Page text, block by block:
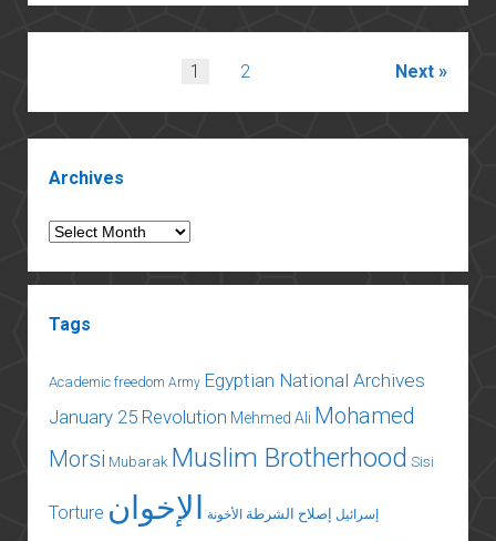
الثقافة
1 2 Next
Archives
Archives
Tags
Academic freedom Army Egyptian National Archives
January 25 Revolution Mehmed Ali Mohamed
Morsi Mubarak Muslim Brotherhood Sisi
Torture إسرائيل إصلاح الشرطة الأخونة الإخوان